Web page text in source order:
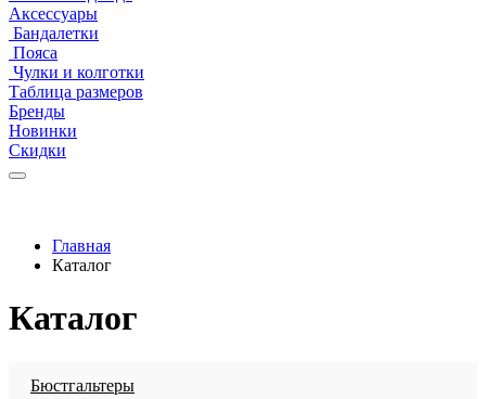
Аксессуары
Бандалетки
Пояса
Чулки и колготки
Таблица размеров
Бренды
Новинки
Скидки
Главная
Каталог
Каталог
Бюстгальтеры